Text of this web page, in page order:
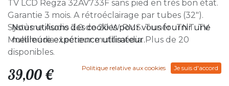
TV LCD Regza 32AV733F sans pied en très bon état.
Garantie 3 mois. A rétroéclairage par tubes (32").
Système Audio 2.0 de 20 W RMS. Tuner : TNT. TV
Multimédia : Lecteur multimédia. Plus de 20
disponibles.
39,00 €
Nous utilisons des cookies pour vous fournir une
meilleure expérience utilisateur.
Politique relative aux cookies Je suis d'accord